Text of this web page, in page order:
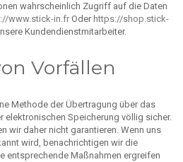
wahrscheinlich Zugriff auf die Daten
www.stick-in.fr Oder https://shop.stick-
Kundendienstmitarbeiter.
Vorfällen
Methode der Übertragung über das
elektronischen Speicherung völlig sicher.
wir daher nicht garantieren. Wenn uns
wird, benachrichtigen wir die
entsprechende Maßnahmen ergreifen